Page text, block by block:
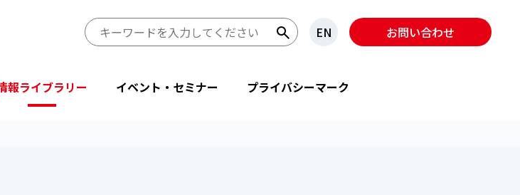
EN お問い合わせ
報ライブラリー イベント・セミナー プライバシーマーク